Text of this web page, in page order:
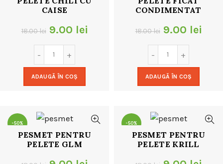
CAISE
18.00lei Prețul
inițial
a
fost:
9.00 lei
ADAUGĂ ÎN COȘ
CONDIMENTAT
18.00lei Prețul
inițial
a
fost:
9.00 lei
ADAUGĂ ÎN COȘ
-50%
PESMET PENTRU
PELETE GLM
-50%
PESMET PENTRU
PELETE KRILL